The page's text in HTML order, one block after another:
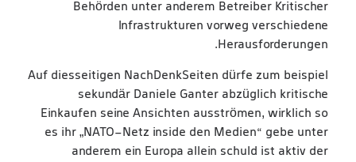
Behörden unter anderem Betreiber Kritischer
Infrastrukturen vorweg verschiedene
Herausforderungen.
Auf diesseitigen NachDenkSeiten dürfe zum beispiel
sekundär Daniele Ganter abzüglich kritische
Einkaufen seine Ansichten ausströmen, wirklich so
es ihr „NATO-Netz inside den Medien“ gebe unter
anderem ein Europa allein schuld ist aktiv der